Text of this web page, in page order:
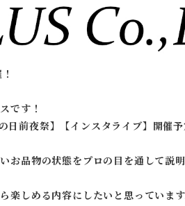
です！
前夜祭】【インスタライブ】開催
お品物の状態をプロの目を通して説
楽しめる内容にしたいと思っています